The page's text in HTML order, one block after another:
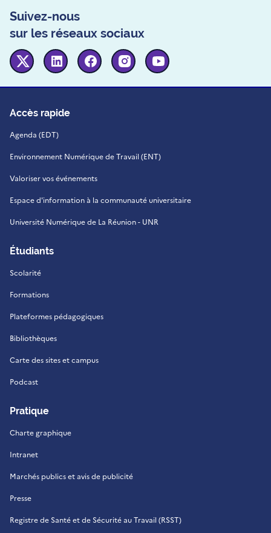
Suivez-nous
sur les réseaux sociaux
Twitter Linkedin FacebookInstagram
Accès rapide
Agenda (EDT)
Environnement Numérique de Travail (ENT)
Valoriser vos événements
Espace d'information à la communauté universitaire
Université Numérique de La Réunion - UNR
Étudiants
Scolarité
Formations
Plateformes pédagogiques
Bibliothèques
Carte des sites et campus
Podcast
Pratique
Charte graphique
Intranet
Marchés publics et avis de publicité
Presse
Registre de Santé et de Sécurité au Travail (RSST)